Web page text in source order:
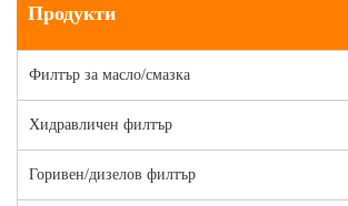
Продукти
Филтър за масло/смазка
Хидравличен филтър
Горивен/дизелов филтър